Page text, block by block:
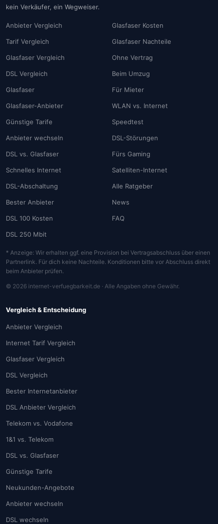
kein Verkäufer, ein Wegweiser.
Anbieter Vergleich
Tarif Vergleich
Glasfaser Vergleich
DSL Vergleich
Glasfaser
Glasfaser-Anbieter
Günstige Tarife
Anbieter wechseln
DSL vs. Glasfaser
Schnelles Internet
DSL-Abschaltung
Bester Anbieter
DSL 100 Kosten
DSL 250 Mbit
Glasfaser Kosten
Glasfaser Nachteile
Ohne Vertrag
Beim Umzug
Für Mieter
WLAN vs. Internet
Speedtest
DSL-Störungen
Fürs Gaming
Satelliten-Internet
Alle Ratgeber
News
FAQ
* Anzeige: Wir erhalten ggf. eine Provision bei Vertragsabschluss über einen
Partnerlink. Für dich keine Nachteile. Konditionen bitte vor Abschluss direkt
beim Anbieter prüfen.
© 2026 internet-verfuegbarkeit.de · Alle Angaben ohne Gewähr.
Vergleich & Entscheidung
Anbieter Vergleich
Internet Tarif Vergleich
Glasfaser Vergleich
DSL Vergleich
Bester Internetanbieter
DSL Anbieter Vergleich
Telekom vs. Vodafone
1&1 vs. Telekom
DSL vs. Glasfaser
Günstige Tarife
Neukunden-Angebote
Anbieter wechseln
DSL wechseln